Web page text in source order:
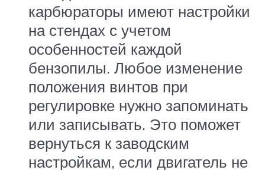
карбюраторы имеют настройки
на стендах с учетом
особенностей каждой
бензопилы. Любое изменение
положения винтов при
регулировке нужно запоминать
или записывать. Это поможет
вернуться к заводским
настройкам, если двигатель не